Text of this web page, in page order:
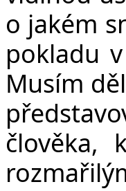
o jakém
pokladu
Musím
člověka,